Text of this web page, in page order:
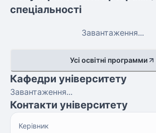
спеціальності
Завантаження...
Усі освітні программи
Кафедри університету
Завантаження...
Контакти університету
Керівник